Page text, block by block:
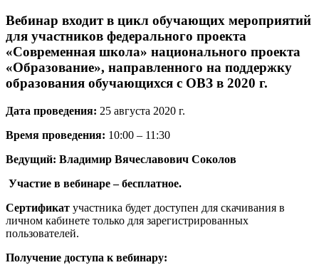
Вебинар входит в цикл обучающих мероприятий
для участников федерального проекта
«Современная школа» национального проекта
«Образование», направленного на поддержку
образования обучающихся с ОВЗ в 2020 г.
Дата проведения: 25 августа 2020 г.
Время проведения: 10:00 – 11:30
Ведущий: Владимир Вячеславович Соколов
Участие в вебинаре – бесплатное.
Сертификат участника будет доступен для скачивания в
личном кабинете только для зарегистрированных
пользователей.
Получение доступа к вебинару: